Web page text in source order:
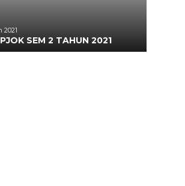
2021
SEM 2 TAHUN 2021